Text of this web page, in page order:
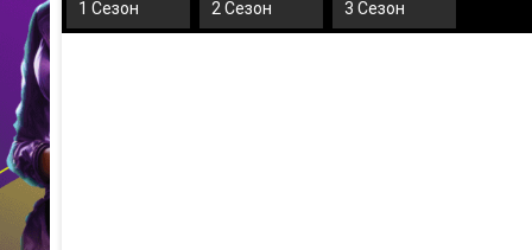
1 Сезон 2 Сезон 3 Сезон